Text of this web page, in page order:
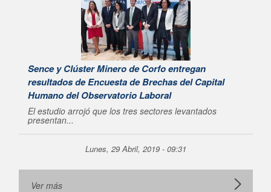
Sence y Clúster Minero de Corfo entregan
resultados de Encuesta de Brechas del Capital
Humano del Observatorio Laboral
El estudio arrojó que los tres sectores levantados
presentan...
Lunes, 29 Abril, 2019 - 09:31
Ver más